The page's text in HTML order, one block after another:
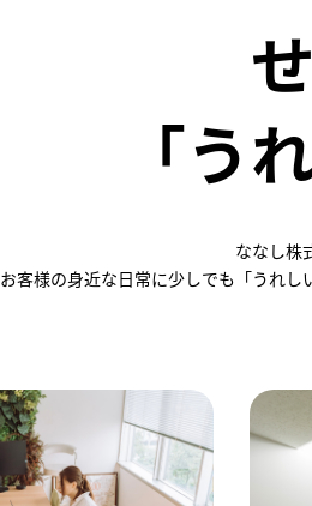
「う
ななし株
お客様の身近な日常に少しでも「うれし